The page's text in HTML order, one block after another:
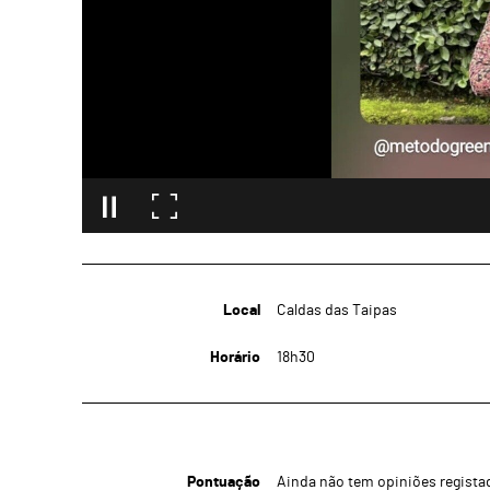
Local Caldas das Taipas
Horário 18h30
Pontuação Ainda não tem opiniões